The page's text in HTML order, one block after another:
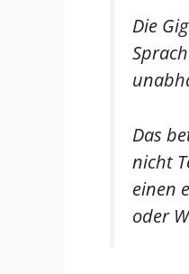
Die
Das
nicht
einen
oder